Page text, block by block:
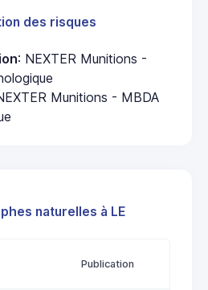
des risques
: NEXTER Munitions -
Munitions - MBDA
naturelles à LE
Publication